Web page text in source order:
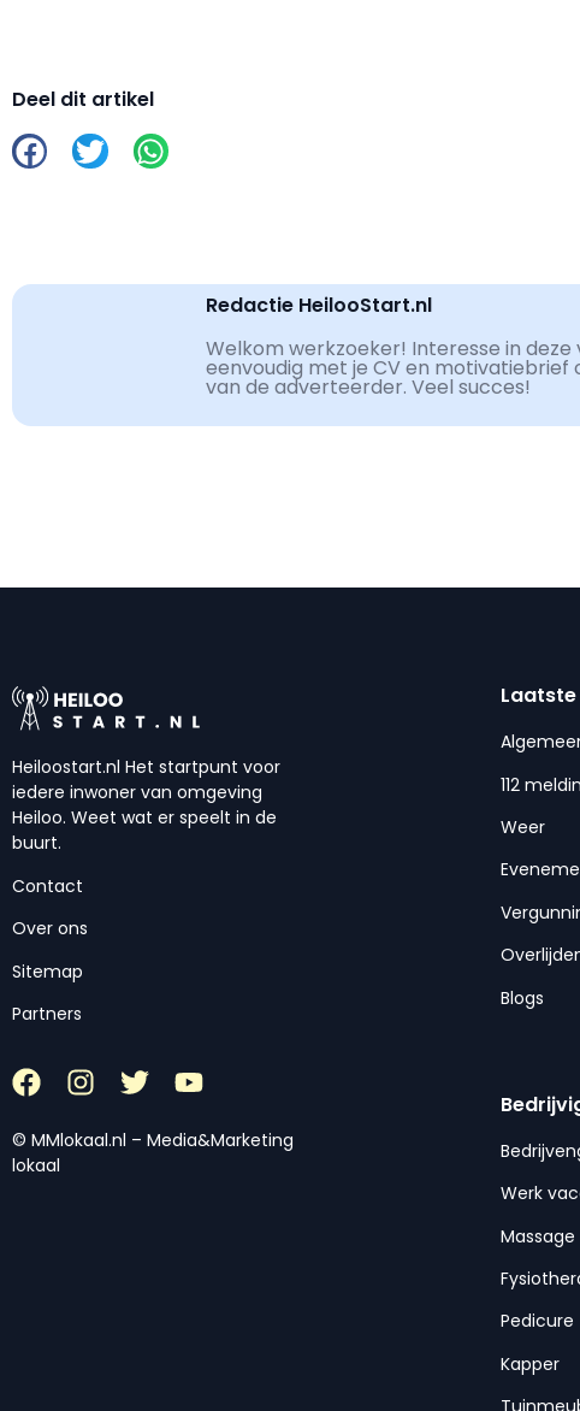
Deel dit artikel
Redactie HeilooStart.nl
Welkom werkzoeker! Interesse in
eenvoudig met je CV en motivatiebrief
van de adverteerder. Veel succes!
Heiloostart.nl Het startpunt voor
iedere inwoner van omgeving
Heiloo. Weet wat er speelt in de
buurt.
Contact
Over ons
Sitemap
Partners
© MMlokaal.nl – Media&Marketing
lokaal
112
Weer
Blogs
Werk
Massage
Pedicure
Kapper